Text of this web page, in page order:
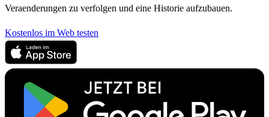
Veraenderungen zu verfolgen und eine Historie aufzubauen.
Kostenlos im Web testen